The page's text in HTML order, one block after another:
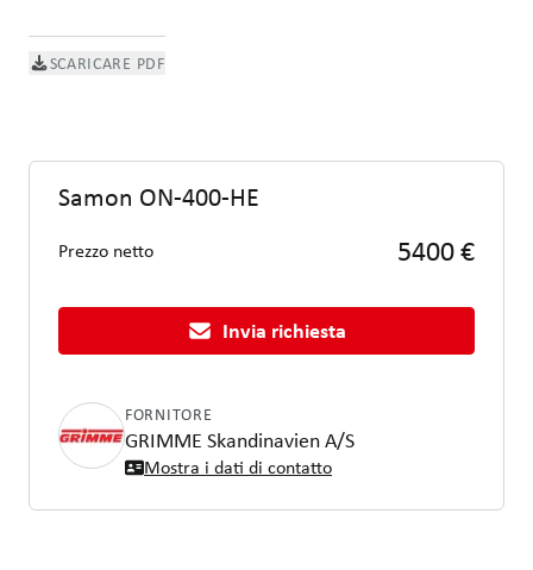
SCARICARE PDF
Samon ON-400-HE
Prezzo netto 5400 €
Invia richiesta
FORNITORE
GRIMME Skandinavien A/S
Mostra i dati di contatto